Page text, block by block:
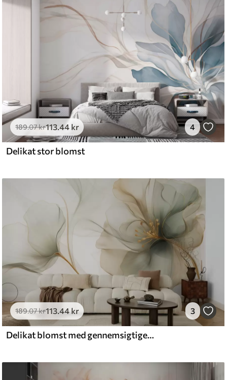
med en blød svamp. Tapeter med lakfinish
.33269.00kr/m²
and Stick
189.07kr113 .44 kr 4
Delikat stor blomst
189.07kr113.44 kr 3
Delikat blomst med gennemsigtige kronblade